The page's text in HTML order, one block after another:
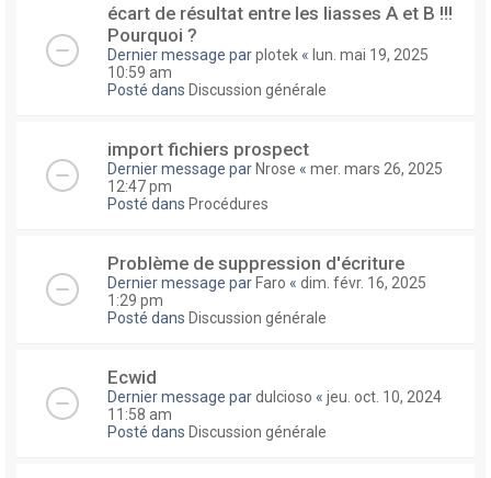
écart de résultat entre les liasses A et B !!!
Pourquoi ?
Dernier message parplotek « lun. mai 19, 2025
10:59 am
Posté dans Discussion générale
import fichiers prospect
Dernier message par Nrose « mer. mars 26, 2025
12:47 pm
Posté dans Procédures
Problème de suppression d'écriture
Dernier message par Faro « dim. févr. 16, 2025
1:29 pm
Posté dans Discussion générale
Ecwid
Dernier message pardulcioso « jeu. oct. 10, 2024
11:58 am
Posté dans Discussion générale